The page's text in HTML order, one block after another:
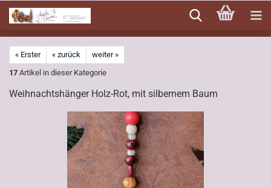
zum
Hauptinhalt
« Erster « zurück
weiter »
17 Artikel in dieser Kategorie
Weihnachtshänger Holz-Rot, mit silbernem Baum